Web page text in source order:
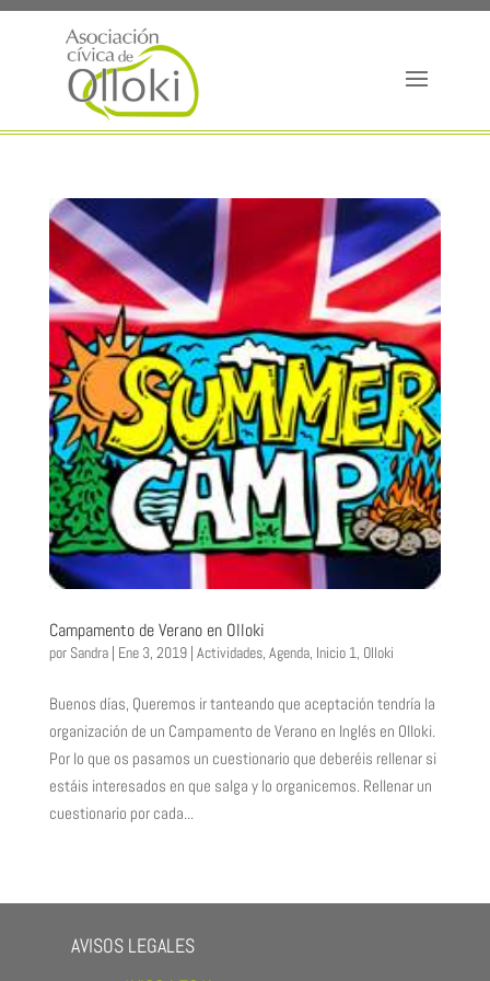
Campamento de Verano en Olloki
por Sandra| Ene 3, 2019| Actividades, Agenda, Inicio 1, Olloki
Buenos días, Queremos ir tanteando que aceptación tendría la
organización de un Campamento de Verano en Inglés en Olloki.
Por lo que os pasamos un cuestionario que deberéis rellenar si
estáis interesados en que salga y lo organicemos. Rellenar un
cuestionario por cada...
AVISOS LEGALES